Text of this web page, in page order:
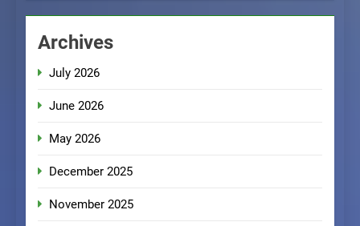
Archives
July 2026
June 2026
May 2026
December 2025
November 2025